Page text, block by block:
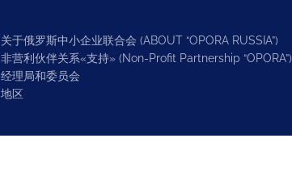
关于俄罗斯中小企业联合会 (ABOUT “OPORA RUSSIA”)
非营利伙伴关系«支持» (Non-Profit Partnership “OPORA”)
经理局和委员会
地区